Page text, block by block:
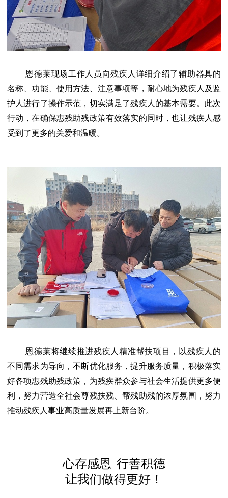
恩德莱现场工作人员向残疾人详细介绍了辅助器具的
名称、功能、使用方法、注意事项等，耐心地为残疾人及监
护人进行了操作示范，切实满足了残疾人的基本需要。此次
行动，在确保惠残助残政策有效落实的同时，也让残疾人感
受到了更多的关爱和温暖。
恩德莱将继续推进残疾人精准帮扶项目，以残疾人的
不同需求为导向，不断优化服务，提升服务质量，积极落实
好各项惠残助残政策，为残疾群众参与社会生活提供更多便
利，努力营造全社会尊残扶残、帮残助残的浓厚氛围，努力
推动残疾人事业高质量发展再上新台阶。
心存感恩 行善积德
让我们做得更好！